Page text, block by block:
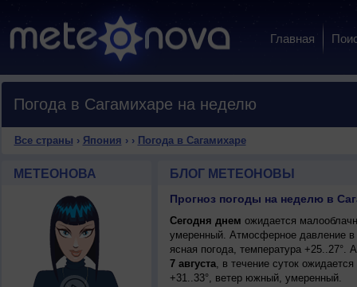
Главная
Погода в Сагамихаре на неделю
Все страны › Япония › › Погода в Сагамихаре
МЕТЕОНОВА БЛОГ МЕТЕОНОВЫ
Прогноз погоды на неделю в
Сегодня днем ожидается
умеренный. Атмосферное давление
ясная погода, температура
7 августа, в течение суток
+31..33°, ветер южный, умеренный.